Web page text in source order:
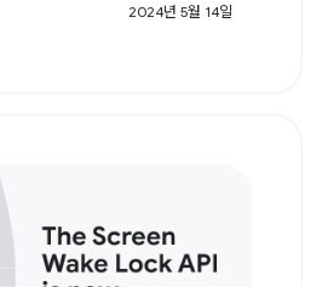
2024년 5월 14일